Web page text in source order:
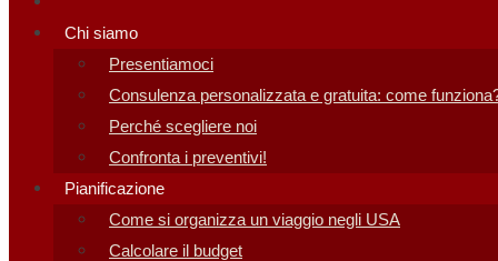
contenuto
Chi siamo
Presentiamoci
Consulenza personalizzata e gratuita: come
Perché scegliere noi
Confronta i preventivi!
Pianificazione
Come si organizza un viaggio negli USA
Calcolare il budget